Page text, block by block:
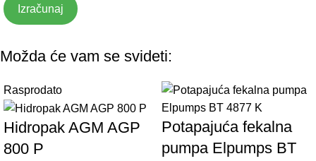
Izračunaj
Možda će vam se svideti:
Rasprodato
Hidropak AGM AGP
800 P
Potapajuća fekalna
pumpa Elpumps BT